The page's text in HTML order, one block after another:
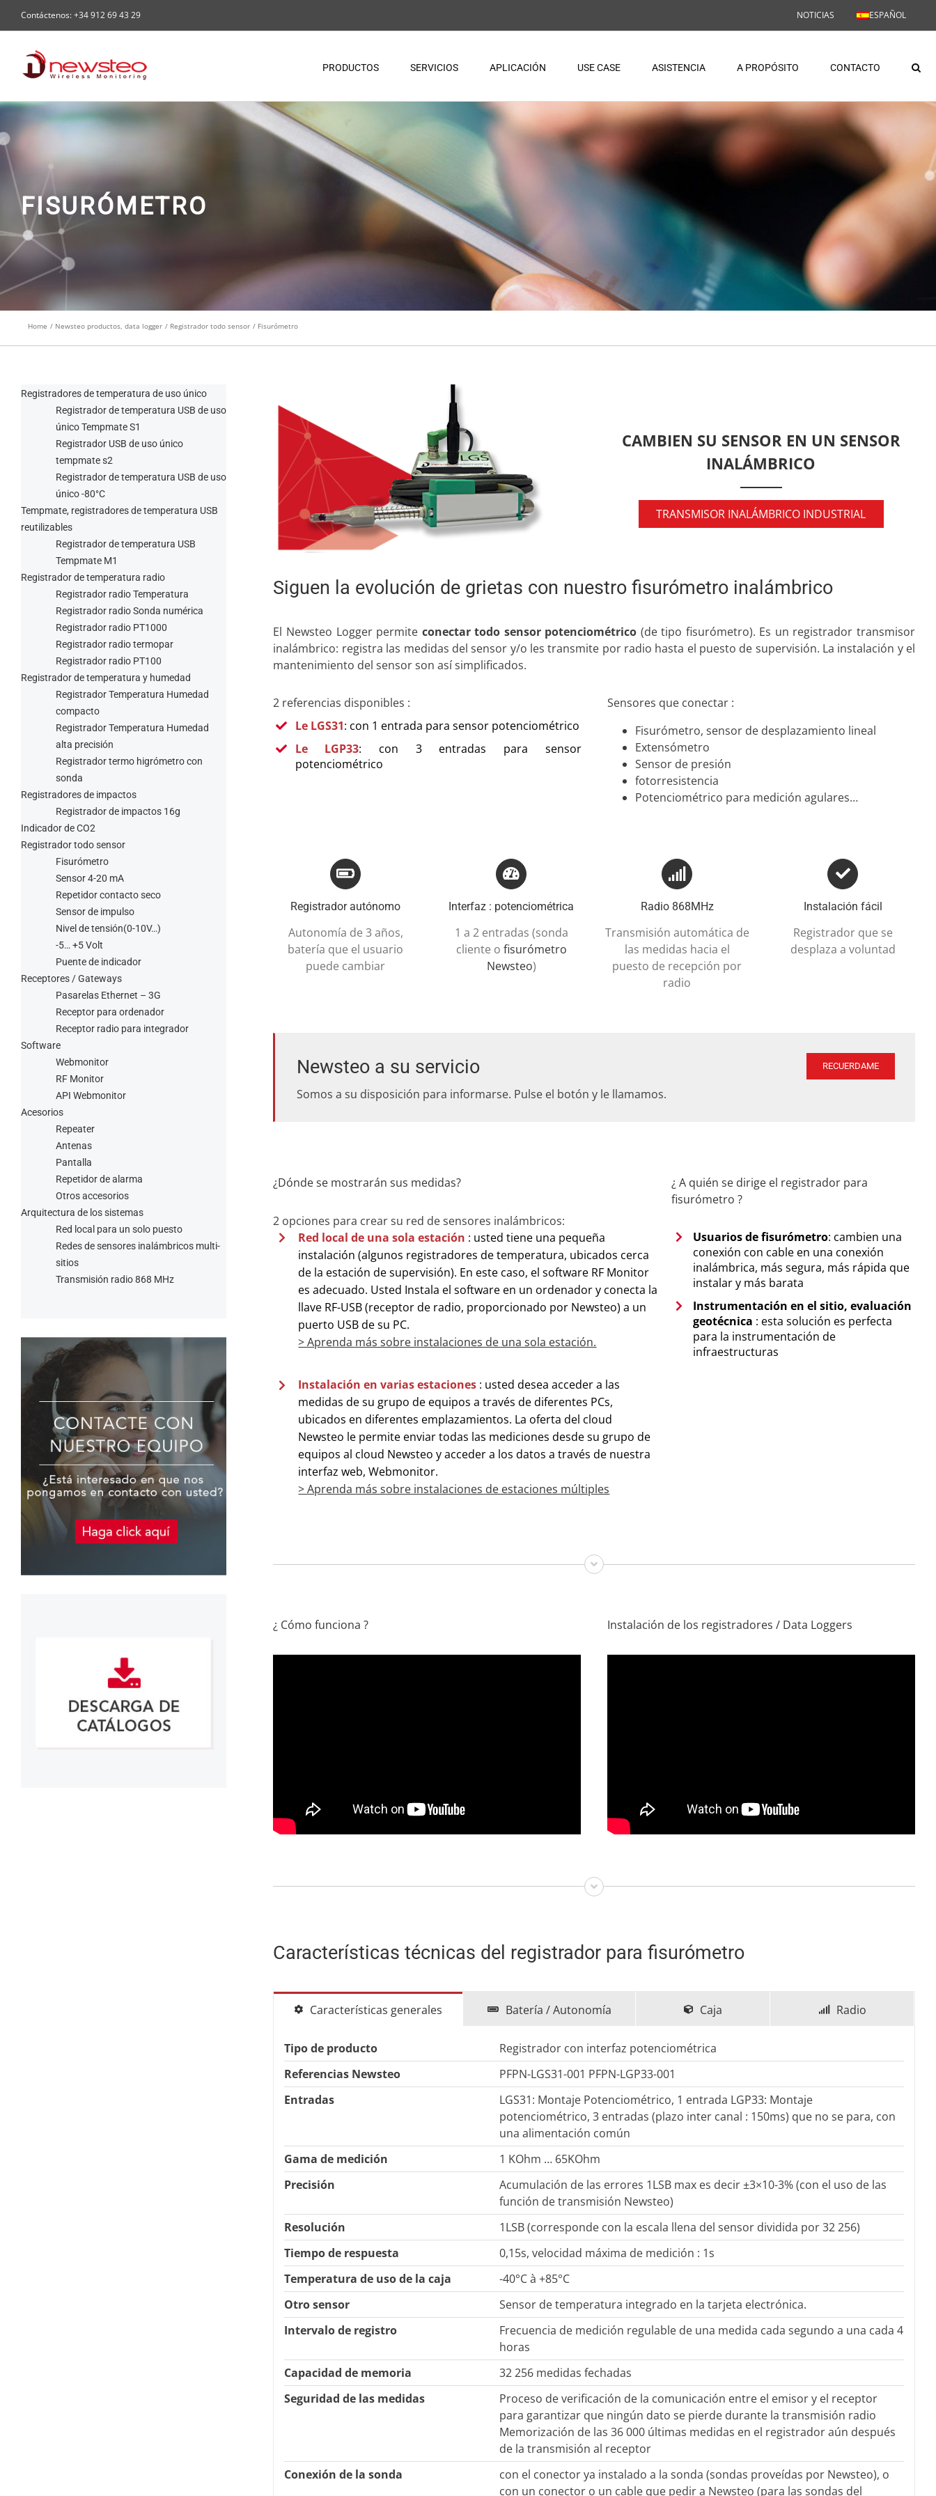
Contáctenos: +34 912 69 43 29 NOTICIAS ESPAÑOL
PRODUCTOS SERVICIOS APLICACIÓN USE CASE ASISTENCIA A PROPÓSITO CONTACTO
FISURÓMETRO
Home Newsteo productos, data logger Registrador todo sensor Fisurómetro
CAMBIEN SU SENSOR EN UN SENSOR
INALÁMBRICO
TRANSMISOR INALÁMBRICO INDUSTRIAL
Siguen la evolución de grietas con nuestro fisurómetro inalámbrico
El Newsteo Logger permite conectar todo sensor potenciométrico (de tipo fisurómetro). Es un registrador transmisor
inalámbrico: registra las medidas del sensor y/o les transmite por radio hasta el puesto de supervisión. La instalación y el
mantenimiento del sensor son así simplificados.
2 referencias disponibles :
Le LGS31: con 1 entrada para sensor potenciométrico
Le LGP33: con 3 entradas para sensor
potenciométrico
Sensores que conectar :
Fisurómetro, sensor de desplazamiento lineal
Extensómetro
Sensor de presión
fotorresistencia
Potenciométrico para medición agulares…
Registrador autónomo
Autonomía de 3 años,
batería que el usuario
puede cambiar
Interfaz : potenciométrica
1 a 2 entradas (sonda
cliente o fisurómetro
Newsteo)
Radio 868MHz
Transmisión automática de
las medidas hacia el
puesto de recepción por
radio
Instalación fácil
Registrador que se
desplaza a voluntad
RECUERDAME
Newsteo a su servicio
Somos a su disposición para informarse. Pulse el botón y le llamamos.
¿Dónde se mostrarán sus medidas?
2 opciones para crear su red de sensores inalámbricos:
Red local de una sola estación : usted tiene una pequeña
instalación (algunos registradores de temperatura, ubicados cerca
de la estación de supervisión). En este caso, el software RF Monitor
es adecuado. Usted Instala el software en un ordenador y conecta la
llave RF-USB (receptor de radio, proporcionado por Newsteo) a un
puerto USB de su PC.
> Aprenda más sobre instalaciones de una sola estación.
Instalación en varias estaciones : usted desea acceder a las
medidas de su grupo de equipos a través de diferentes PCs,
ubicados en diferentes emplazamientos. La oferta del cloud
Newsteo le permite enviar todas las mediciones desde su grupo de
equipos al cloud Newsteo y acceder a los datos a través de nuestra
interfaz web, Webmonitor.
> Aprenda más sobre instalaciones de estaciones múltiples
¿ A quién se dirige el registrador para
fisurómetro ?
Usuarios de fisurómetro: cambien una
conexión con cable en una conexión
inalámbrica, más segura, más rápida que
instalar y más barata
Instrumentación en el sitio, evaluación
geotécnica : esta solución es perfecta
para la instrumentación de
infraestructuras
¿ Cómo funciona ? Instalación de los registradores / Data Loggers
Características técnicas del registrador para fisurómetro
Características generales Batería / Autonomía Caja Radio
Tipo de producto
Registrador con interfaz potenciométrica
Referencias Newsteo
PFPN-LGS31-001 PFPN-LGP33-001
Entradas
LGS31: Montaje Potenciométrico, 1 entrada LGP33: Montaje
potenciométrico, 3 entradas (plazo inter canal : 150ms) que no se para, con
una alimentación común
Gama de medición
1 KOhm … 65KOhm
Precisión
Acumulación de las errores 1LSB max es decir ±3×10-3% (con el uso de las
función de transmisión Newsteo)
Resolución
1LSB (corresponde con la escala llena del sensor dividida por 32 256)
Tiempo de respuesta
0,15s, velocidad máxima de medición : 1s
Temperatura de uso de la caja
-40°C à +85°C
Otro sensor
Sensor de temperatura integrado en la tarjeta electrónica.
Intervalo de registro
Frecuencia de medición regulable de una medida cada segundo a una cada 4
horas
Capacidad de memoria
32 256 medidas fechadas
Seguridad de las medidas
Proceso de verificación de la comunicación entre el emisor y el receptor
para garantizar que ningún dato se pierde durante la transmisión radio
Memorización de las 36 000 últimas medidas en el registrador aún después
de la transmisión al receptor
Conexión de la sonda
con el conector ya instalado a la sonda (sondas proveídas por Newsteo), o
con un conector o un cable que pedir a Newsteo (para las sondas del
Registradores de temperatura de uso único
Registrador de temperatura USB de uso
único Tempmate S1
Registrador USB de uso único
tempmate s2
Registrador de temperatura USB de uso
único -80°C
Tempmate, registradores de temperatura USB
reutilizables
Registrador de temperatura USB
Tempmate M1
Registrador de temperatura radio
Registrador radio Temperatura
Registrador radio Sonda numérica
Registrador radio PT1000
Registrador radio termopar
Registrador radio PT100
Registrador de temperatura y humedad
Registrador Temperatura Humedad
compacto
Registrador Temperatura Humedad
alta precisión
Registrador termo higrómetro con
sonda
Registradores de impactos
Registrador de impactos 16g
Indicador de CO2
Registrador todo sensor
Fisurómetro
Sensor 4-20 mA
Repetidor contacto seco
Sensor de impulso
Nivel de tensión(0-10V…)
-5… +5 Volt
Puente de indicador
Receptores / Gateways
Pasarelas Ethernet – 3G
Receptor para ordenador
Receptor radio para integrador
Software
Webmonitor
RF Monitor
API Webmonitor
Acesorios
Repeater
Antenas
Pantalla
Repetidor de alarma
Otros accesorios
Arquitectura de los sistemas
Red local para un solo puesto
Redes de sensores inalámbricos multi-
sitios
Transmisión radio 868 MHz